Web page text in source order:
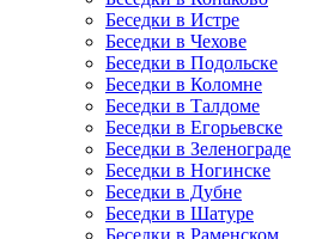
Беседки в Истре
Беседки в Чехове
Беседки в Подольске
Беседки в Коломне
Беседки в Талдоме
Беседки в Егорьевске
Беседки в Зеленограде
Беседки в Ногинске
Беседки в Дубне
Беседки в Шатуре
Беседки в Раменском